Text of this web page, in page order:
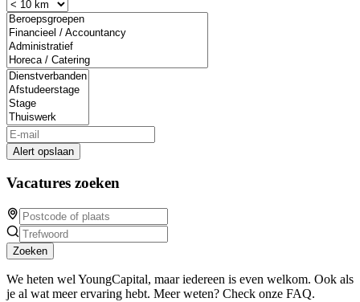
Alert opslaan
Vacatures zoeken
Zoeken
We heten wel YoungCapital, maar iedereen is even welkom. Ook als
je al wat meer ervaring hebt. Meer weten? Check onze FAQ.